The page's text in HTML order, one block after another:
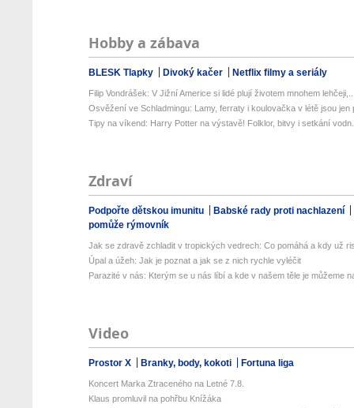
Hobby a zábava
BLESK Tlapky Divoký kačer Netflix filmy a seriály
Filip Vondrášek: V Jižní Americe si lidé plují životem mnohem
Osvěžení ve Schladmingu: Lamy, ferraty i koulovačka v létě jsou jen
Tipy na víkend: Harry Potter na výstavě! Folklor, bitvy i setkání
Zdraví
Podpořte dětskou imunitu
Babské rady proti nachlazení
pomůže rýmovník
Jak se zdravě zchladit v tropických vedrech: Co pomáhá a kdy už
Úpal a úžeh: Jak je poznat a jak se z nich rychle vyléčit
Parazité v nás: Kterým se u nás líbí a kde v našem těle je můžeme
Video
Prostor X Branky, body, kokoti Fortuna liga
Koncert Marka Ztraceného na Letné 7.8.
Klaus promluvil na pohřbu Knížáka